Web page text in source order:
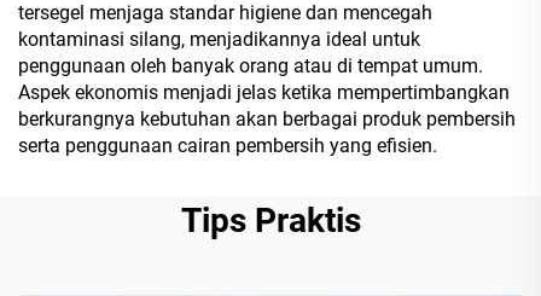
tersegel menjaga standar higiene dan mencegah
kontaminasi silang, menjadikannya ideal untuk
penggunaan oleh banyak orang atau di tempat umum.
Aspek ekonomis menjadi jelas ketika mempertimbangkan
berkurangnya kebutuhan akan berbagai produk pembersih
serta penggunaan cairan pembersih yang efisien.
Tips Praktis